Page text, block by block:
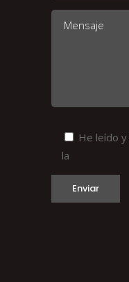
He leído
la